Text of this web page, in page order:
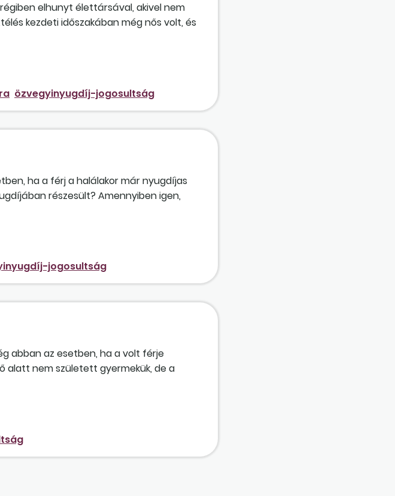
elhunyt élettársával, akivel nem
kezdeti időszakában még nős volt, és
özvegyinyugdíj-jogosultság
ha a férj a halálakor már nyugdíjas
részesült? Amennyiben igen,
jogosultság
abban az esetben, ha a volt férje
alatt nem született gyermekük, de a
megházasodott, de a feleségétől az
mindkét érintettet az ellátás, vagy